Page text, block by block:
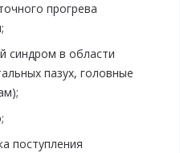
прогрева
синдром в области
пазух, головные
поступления